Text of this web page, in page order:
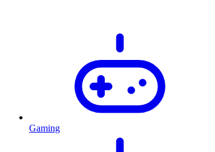
Gaming